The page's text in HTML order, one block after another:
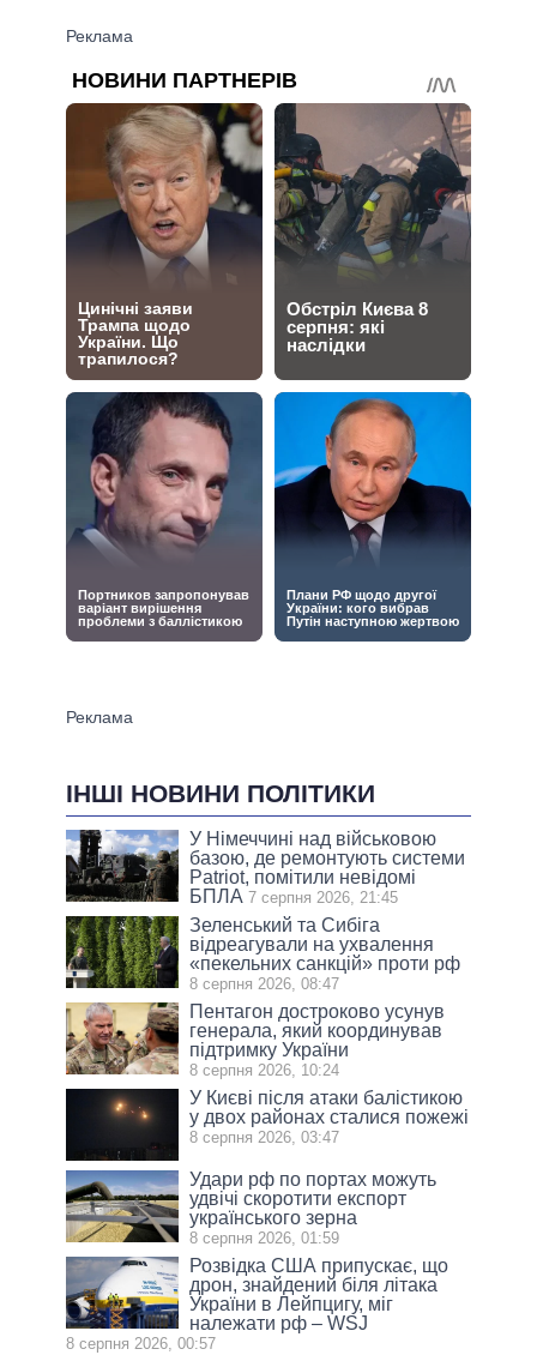
ІНШІ НОВИНИ ПОЛІТИКИ
У Німеччині над військовою
базою, де ремонтують системи
Patriot, помітили невідомі
БПЛА 7 серпня 2026, 21:45
Зеленський та Сибіга
відреагували на ухвалення
«пекельних санкцій» проти рф
8 серпня 2026, 08:47
Пентагон достроково усунув
генерала, який координував
підтримку України
8 серпня 2026, 10:24
У Києві після атаки балістикою
у двох районах сталися пожежі
8 серпня 2026, 03:47
Удари рф по портах можуть
удвічі скоротити експорт
українського зерна
8 серпня 2026, 01:59
Розвідка США припускає, що
дрон, знайдений біля літака
України в Лейпцигу, міг
належати рф – WSJ
8 серпня 2026, 00:57